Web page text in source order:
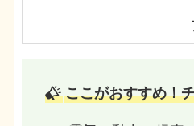
ここがおすすめ！